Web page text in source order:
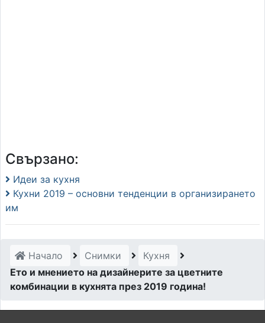
Свързано:
Идеи за кухня
Кухни 2019 – основни тенденции в организирането
им
Начало Снимки
Кухня
Ето и мнението на дизайнерите за цветните
комбинации в кухнята през 2019 година!